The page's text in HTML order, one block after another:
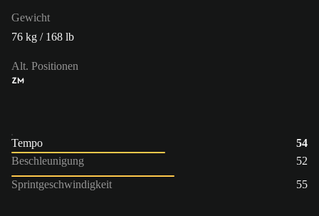
Gewicht
76 kg / 168 lb
Alt. Positionen
ZM
Tempo
54
Beschleunigung
52
Sprintgeschwindigkeit
55